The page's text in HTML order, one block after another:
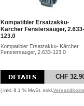
Kompatibler Ersatzakku-
Kärcher Fenstersauger, 2.633-
123.0
Kompatibler Ersatzakku- Kärcher
Fenstersauger, 2.633-123.0
CHF
( inkl. 8.1 % MwSt. exkl.